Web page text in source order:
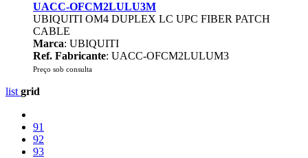
UACC-OFCM2LULU3M
UBIQUITI OM4 DUPLEX LC UPC FIBER PATCH
CABLE
Marca: UBIQUITI
Ref. Fabricante: UACC-OFCM2LULUM3
Preço sob consulta
list grid
91
92
93